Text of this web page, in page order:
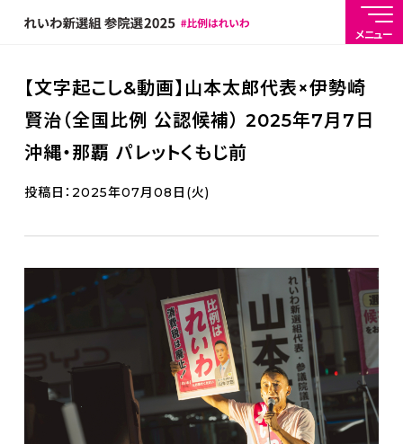
メニュー
【文字起こし&動画】山本太郎代表×伊勢崎
賢治（全国比例 公認候補） 2025年7月7日
沖縄・那覇 パレットくもじ前
投稿日：2025年07月08日(火)